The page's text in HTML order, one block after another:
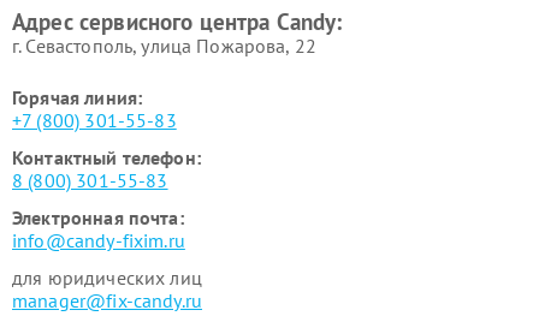
Адрес сервисного центра Candy:
г. Севастополь, улица Пожарова, 22
Горячая линия:
+7 (800) 301-55-83
Контактный телефон:
8 (800) 301-55-83
Электронная почта:
info@candy-fixim.ru
для юридических лиц
manager@fix-candy.ru